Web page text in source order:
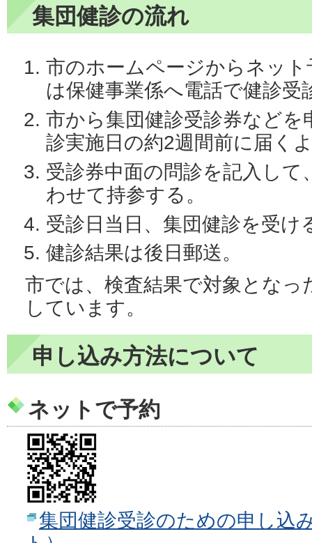
集団健診の流れ
市のホームページからネッ
は保健事業係へ電話で健診受
市から集団健診受診券などを
診実施日の約2週間前に届く
受診券中面の問診を記入して
わせて持参する。
受診日当日、集団健診を受け
健診結果は後日郵送。
市では、検査結果で対象となっ
しています。
申し込み方法について
ネットで予約
集団健診受診のための申し込